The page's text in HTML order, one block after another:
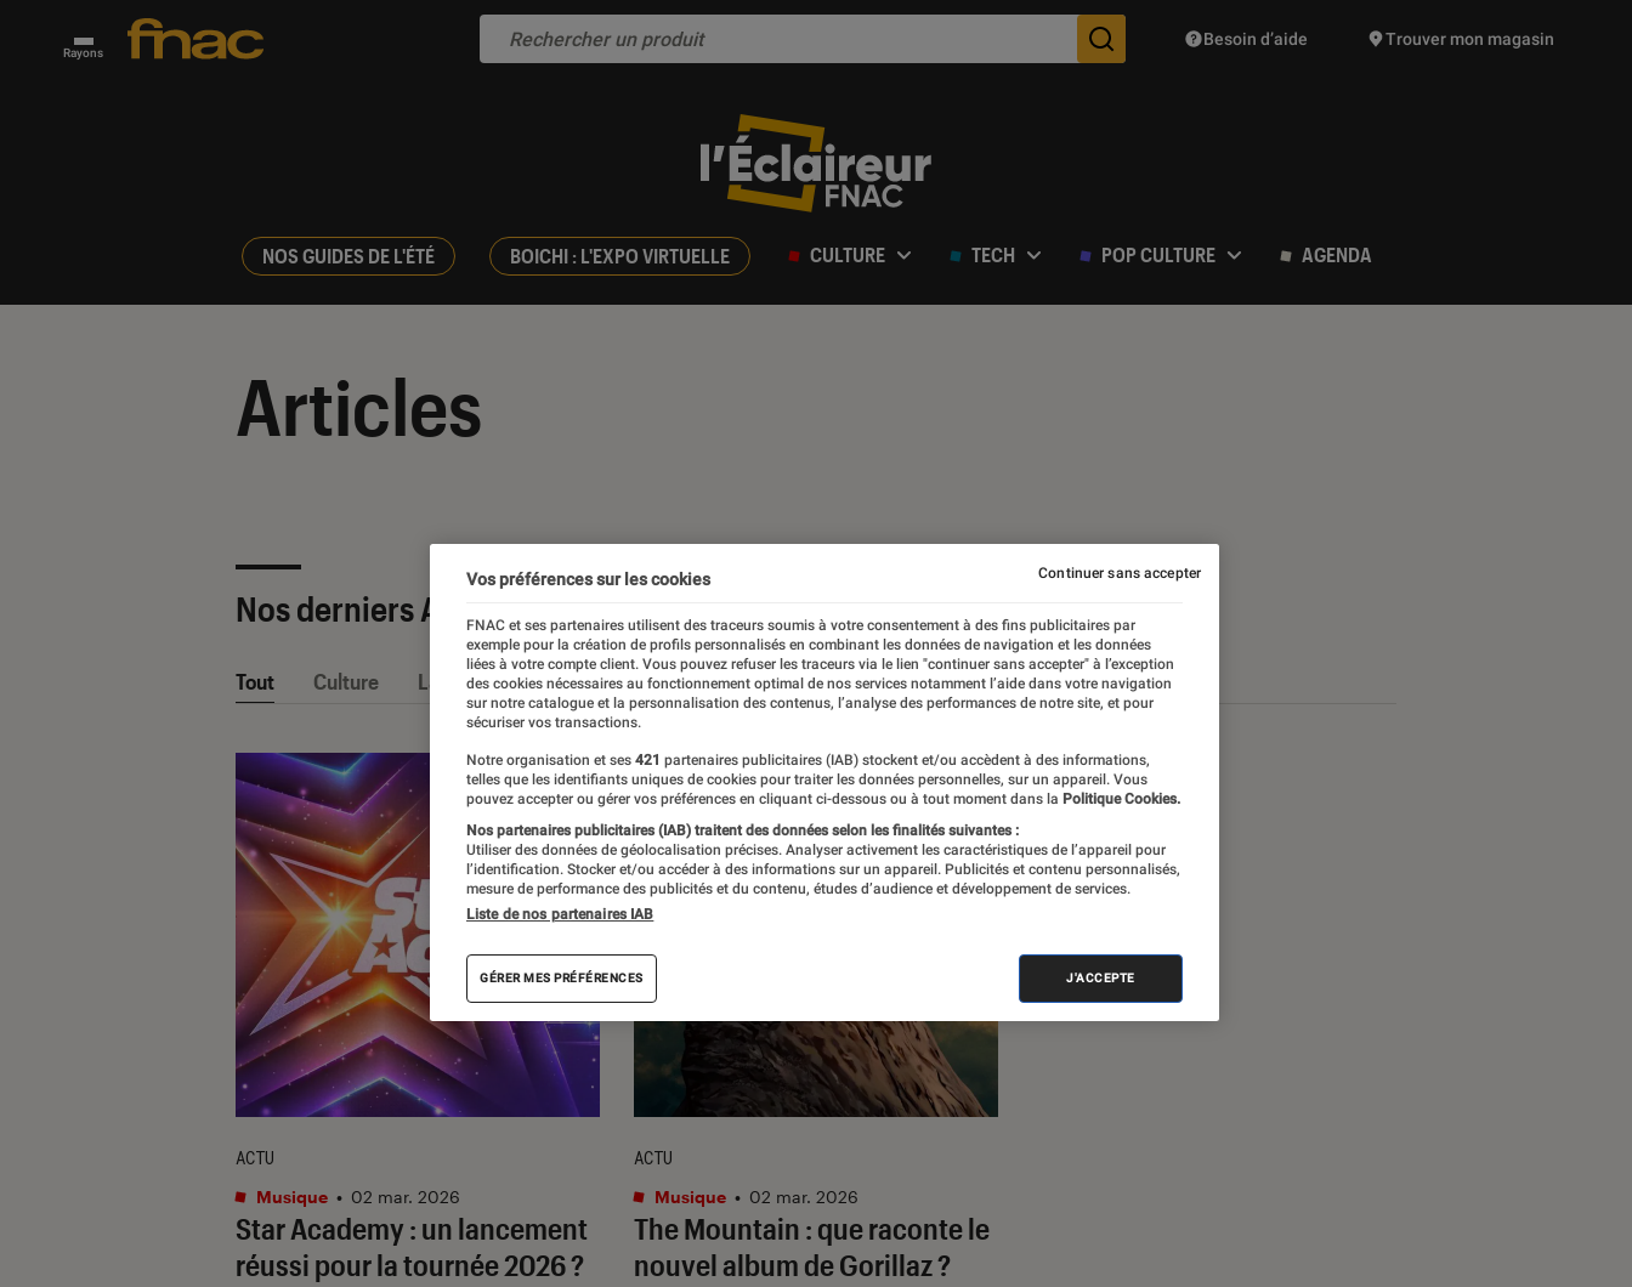
Rayons Des suggestions de produits vont vous être proposées
Besoin d’aide Trouver mon magasin
NOS GUIDES DE L'ÉTÉ BOICHI : L'EXPO VIRTUELLE CULTURE TECH POP CULTURE AGENDA
Articles
Nos derniers Articles
Tout Culture La Claque Fnac Nos conseils Pop Culture Tech
Star Academy : un lancement
réussi pour la tournée 2026 ?
ACTU
Musique • 02 mar. 2026
The Mountain : que raconte le
nouvel album de Gorillaz ?
ACTU
Musique • 02 mar. 2026
Vos préférences sur les cookies
FNAC et ses partenaires utilisent des traceurs soumis à votre consentement à des fins publicitaires par
exemple pour la création de profils personnalisés en combinant les données de navigation et les données
liées à votre compte client. Vous pouvez refuser les traceurs via le lien "continuer sans accepter" à l’exception
des cookies nécessaires au fonctionnement optimal de nos services notamment l’aide dans votre navigation
sur notre catalogue et la personnalisation des contenus, l’analyse des performances de notre site, et pour
sécuriser vos transactions.
Notre organisation et ses 421 partenaires publicitaires (IAB) stockent et/ou accèdent à des informations,
telles que les identifiants uniques de cookies pour traiter les données personnelles, sur un appareil. Vous
pouvez accepter ou gérer vos préférences en cliquant ci-dessous ou à tout moment dans la Politique Cookies.
Nos partenaires publicitaires (IAB) traitent des données selon les finalités suivantes :
Utiliser des données de géolocalisation précises. Analyser activement les caractéristiques de l’appareil pour
l’identification. Stocker et/ou accéder à des informations sur un appareil. Publicités et contenu personnalisés,
mesure de performance des publicités et du contenu, études d’audience et développement de services.
Liste de nos partenaires IAB
GÉRER MES PRÉFÉRENCES J'ACCEPTE
Continuer sans accepter